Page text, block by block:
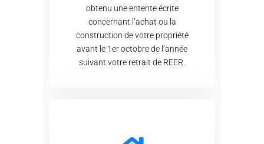
obtenu une entente écrite
concernant l’achat ou la
construction de votre propriété
avant le 1er octobre de l’année
suivant votre retrait de REER.